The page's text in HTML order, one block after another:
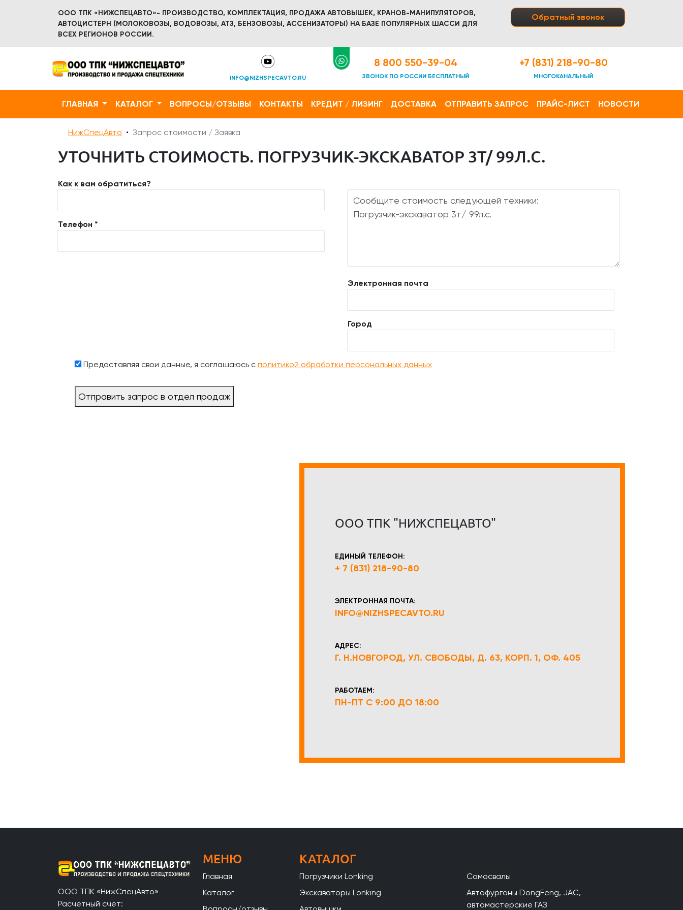
ООО ТПК «НИЖСПЕЦАВТО»- ПРОИЗВОДСТВО, КОМПЛЕКТАЦИЯ, ПРОДАЖА АВТОВЫШЕК, КРАНОВ-МАНИПУЛЯТОРОВ,
АВТОЦИСТЕРН (МОЛОКОВОЗЫ, ВОДОВОЗЫ, АТЗ, БЕНЗОВОЗЫ, АССЕНИЗАТОРЫ) НА БАЗЕ ПОПУЛЯРНЫХ ШАССИ ДЛЯ
ВСЕХ РЕГИОНОВ РОССИИ.
Обратный звонок
INFO@NIZHSPECAVTO.RU
8 800 550-39-04
ЗВОНОК ПО РОССИИ БЕСПЛАТНЫЙ
+7 (831) 218-90-80
МНОГОКАНАЛЬНЫЙ
ГЛАВНАЯ КАТАЛОГ ВОПРОСЫ/ОТЗЫВЫ КОНТАКТЫ КРЕДИТ / ЛИЗИНГ ДОСТАВКА ОТПРАВИТЬ ЗАПРОС ПРАЙС-ЛИСТ НОВОСТИ
НижСпецАвто Запрос стоимости / Заявка
УТОЧНИТЬ СТОИМОСТЬ. ПОГРУЗЧИК-ЭКСКАВАТОР 3Т/ 99Л.С.
Как к вам обратиться?
Телефон *
Электронная почта
Город
Предоставляя свои данные, я соглашаюсь сполитикой обработки персональных данных
Отправить запрос в отдел продаж
ООО ТПК "НИЖСПЕЦАВТО"
ЕДИНЫЙ ТЕЛЕФОН:
+ 7 (831) 218-90-80
ЭЛЕКТРОННАЯ ПОЧТА:
INFO@NIZHSPECAVTO.RU
АДРЕС:
Г. Н.НОВГОРОД, УЛ. СВОБОДЫ, Д. 63, КОРП. 1, ОФ. 405
РАБОТАЕМ:
ПН-ПТ С 9:00 ДО 18:00
ООО ТПК «НижСпецАвто»
Расчетный счет:
МЕНЮ
Главная
Каталог
КАТАЛОГ
Погрузчики Lonking
Экскаваторы Lonking
Самосвалы
Автофургоны DongFeng, JAC,
автомастерские ГАЗ